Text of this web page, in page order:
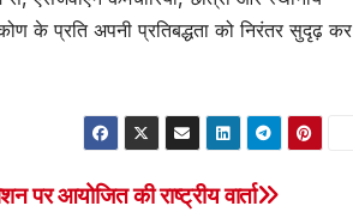
के प्रति अपनी प्रतिबद्धता को निरंतर सुदृढ़ कर
पर आयोजित की राष्ट्रीय वार्ता